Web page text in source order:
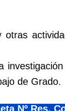
de Grado.
Nº Res.